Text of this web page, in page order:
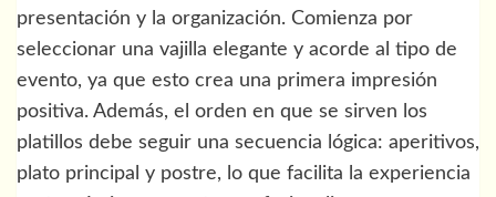
presentación y la organización. Comienza por
seleccionar una vajilla elegante y acorde al tipo de
evento, ya que esto crea una primera impresión
positiva. Además, el orden en que se sirven los
platillos debe seguir una secuencia lógica: aperitivos,
plato principal y postre, lo que facilita la experiencia